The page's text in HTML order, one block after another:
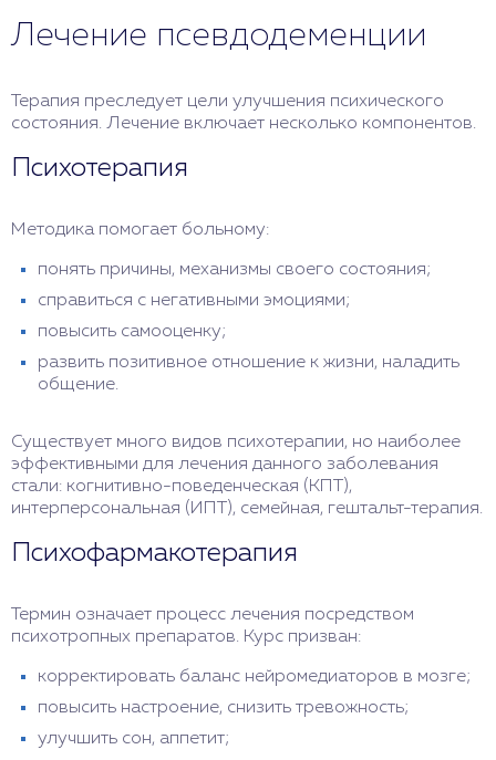
Лечение псевдодеменции
Терапия преследует цели улучшения психического
состояния. Лечение включает несколько компонентов.
Психотерапия
Методика помогает больному:
понять причины, механизмы своего состояния;
справиться с негативными эмоциями;
повысить самооценку;
развить позитивное отношение к жизни, наладить
общение.
Существует много видов психотерапии, но наиболее
эффективными для лечения данного заболевания
стали: когнитивно-поведенческая (КПТ),
интерперсональная (ИПТ), семейная, гештальт-терапия.
Психофармакотерапия
Термин означает процесс лечения посредством
психотропных препаратов. Курс призван:
корректировать баланс нейромедиаторов в мозге;
повысить настроение, снизить тревожность;
улучшить сон, аппетит;